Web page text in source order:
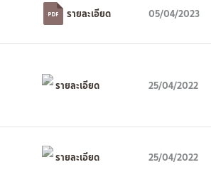
รายละเอียด 05/04/2023
รายละเอียด 25/04/2022
รายละเอียด 25/04/2022